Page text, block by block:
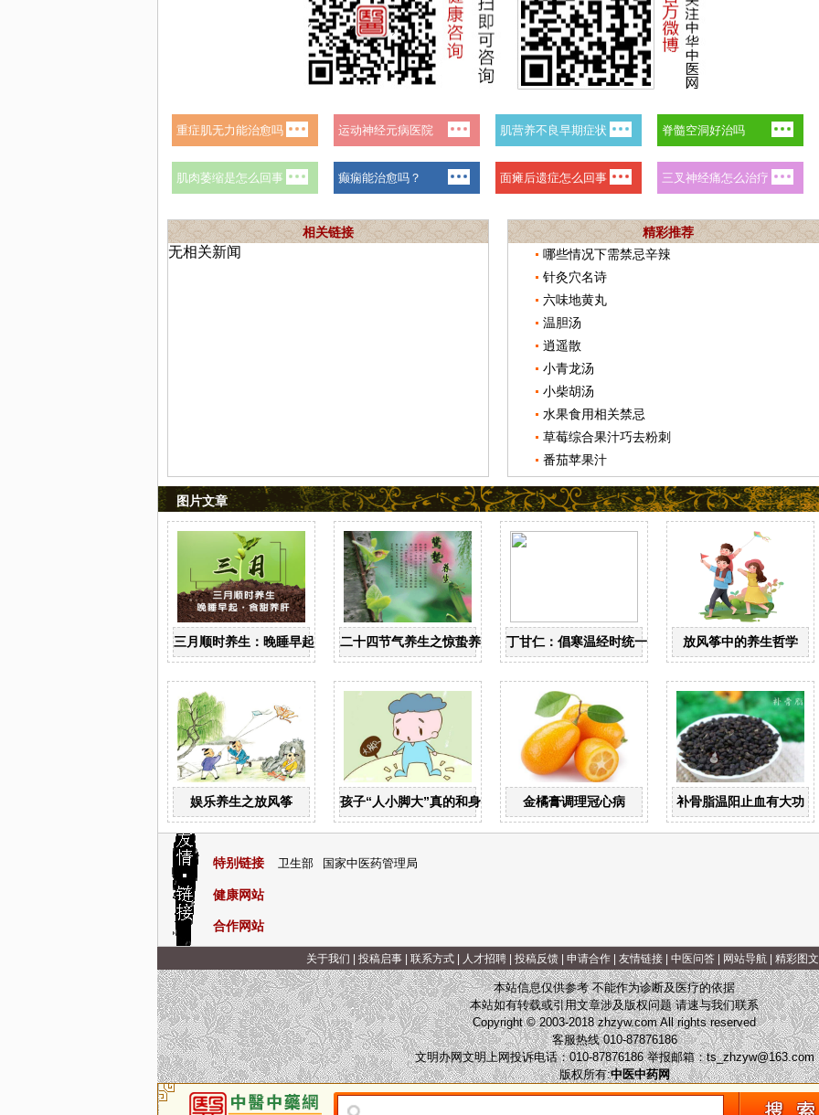
相关链接
无相关新闻
精彩推荐
哪些情况下需禁忌辛辣
针灸穴名诗
六味地黄丸
温胆汤
逍遥散
小青龙汤
小柴胡汤
水果食用相关禁忌
草莓综合果汁巧去粉刺
番茄苹果汁
图片文章
三月顺时养生：晚睡早起 食甜养肝二十四节气养生之惊蛰养生 丁甘仁：倡寒温经时统一 创近代中医教育放风筝中的养生哲学
娱乐养生之放风筝 孩子“人小脚大”真的和身高有关？金橘膏调理冠心病 补骨脂温阳止血有大功
特别链接 卫生部 国家中医药管理局
健康网站
合作网站
关于我们 投稿启事| 联系方式| 人才招聘| 投稿反馈| 申请合作| 友情链接| 中医问答| 网站导航| 精彩图文
本站信息仅供参考 不能作为诊断及医疗的依据
本站如有转载或引用文章涉及版权问题 请速与我们联系
Copyright © 2003-2018 zhzyw.com All rights reserved
客服热线 010-87876186
文明办网文明上网投诉电话：010-87876186 举报邮箱：ts_zhzyw@163.com
版权所有:中医中药网